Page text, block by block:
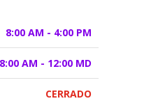
8:00 AM - 4:00 PM
8:00 AM - 12:00 MD
CERRADO